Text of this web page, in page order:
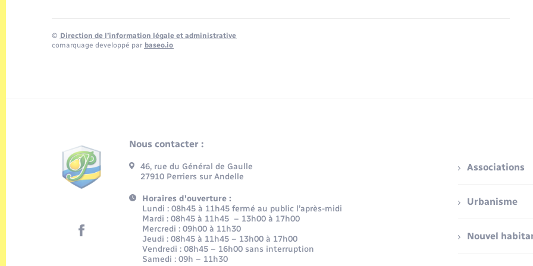
© Direction de l’information légale et administrative
comarquage developpé par baseo.io
Nous contacter :
46, rue du Général de Gaulle
27910 Perriers sur Andelle
Horaires d'ouverture :
Lundi : 08h45 à 11h45 fermé au public l’après-midi
Mardi : 08h45 à 11h45 – 13h00 à 17h00
Mercredi : 09h00 à 11h30
Jeudi : 08h45 à 11h45 – 13h00 à 17h00
Vendredi : 08h45 – 16h00 sans interruption
Samedi : 09h – 11h30
Associations
Urbanisme
Nouvel